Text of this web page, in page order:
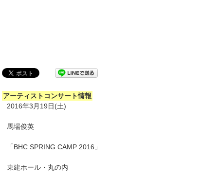
アーティストコンサート情報
2016年3月19日(土)
馬場俊英
「BHC SPRING CAMP 2016」
東建ホール・丸の内